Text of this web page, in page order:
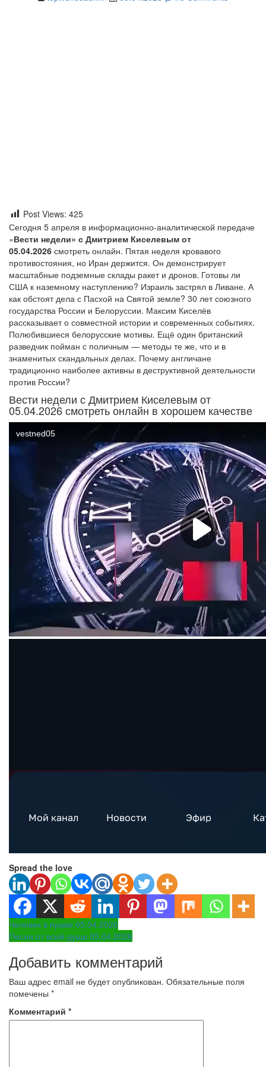
Post Views: 425
Сегодня 5 апреля в информационно-аналитической передаче
«Вести недели» с Дмитрием Киселевым от
05.04.2026 смотреть онлайн. Пятая неделя кровавого
противостояния, но Иран держится. Он демонстрирует
масштабные подземные склады ракет и дронов. Готовы ли
США к наземному наступлению? Израиль застрял в Ливане. А
как обстоят дела с Пасхой на Святой земле? 30 лет союзного
государства России и Белоруссии. Максим Киселёв
рассказывает о совместной истории и современных событиях.
Полюбившиеся белорусские мотивы. Ещё один британский
разведчик пойман с поличным — методы те же, что и в
знаменитых скандальных делах. Почему англичане
традиционно наиболее активны в деструктивной деятельности
против России?
Вести недели с Дмитрием Киселевым от
05.04.2026 смотреть онлайн в хорошем качестве
Spread the love
Навигация
по
записям
Человек в праве 05.04.2026
Песни от всей-души 05.04.2026
Добавить комментарий
Ваш адрес email не будет опубликован. Обязательные поля
помечены *
Комментарий *